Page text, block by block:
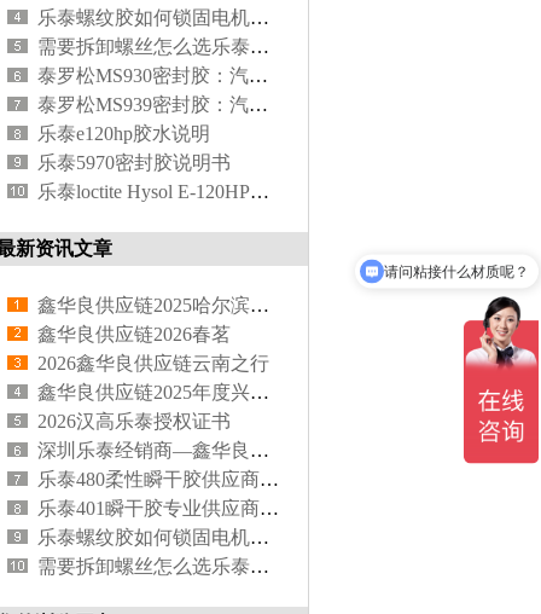
乐泰螺纹胶如何锁固电机底座？
需要拆卸螺丝怎么选乐泰螺纹胶？
泰罗松MS930密封胶：汽车可拆卸维修的创新型密封解决方案
泰罗松MS939密封胶：汽车制造与维修中的高性能密封解决方案
乐泰e120hp胶水说明
乐泰5970密封胶说明书
乐泰loctite Hysol E-120HP环氧胶
新资讯文章
鑫华良供应链2025哈尔滨之行
鑫华良供应链2026春茗
2026鑫华良供应链云南之行
鑫华良供应链2025年度兴国之旅摘橙子
2026汉高乐泰授权证书
深圳乐泰经销商—鑫华良供应链，专注乐泰胶粘剂代理20余年
乐泰480柔性瞬干胶供应商 | 鑫华良供应链原装正品保障
乐泰401瞬干胶专业供应商 | 鑫华良供应链原装正品
乐泰螺纹胶如何锁固电机底座？
需要拆卸螺丝怎么选乐泰螺纹胶？
请问这款有现货吗？